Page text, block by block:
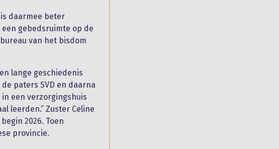
daarmee beter
gebedsruimte op de
van het bisdom
lange geschiedenis
paters SVD en daarna
een verzorgingshuis
leerden.” Zuster Celine
2026. Toen
provincie.